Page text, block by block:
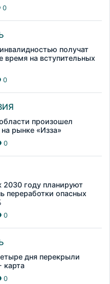
0
получат
время на вступительных
0
произошел
рынке «Изза»
0
2030 году планируют
переработки опасных
0
дня перекрыли
карта
0